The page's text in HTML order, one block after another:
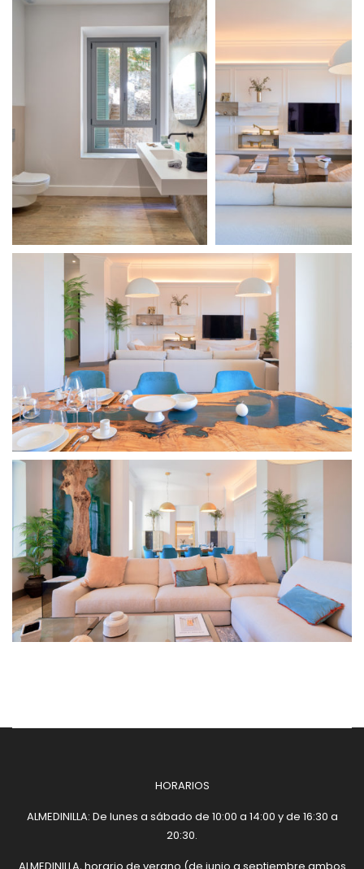
HORARIOS
ALMEDINILLA: De lunes a sábado de 10:00 a 14:00 y de 16:30 a
20:30.